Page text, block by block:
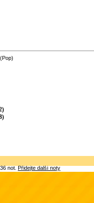
(Pop)
not.Přidejte další noty